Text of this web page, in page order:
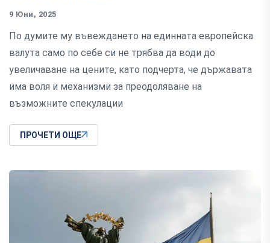
9 Юни, 2025
По думите му въвеждането на единната европейска
валута само по себе си не трябва да води до
увеличаване на цените, като подчерта, че държавата
има воля и механизми за преодоляване на
възможните спекулации
ПРОЧЕТИ ОЩЕ